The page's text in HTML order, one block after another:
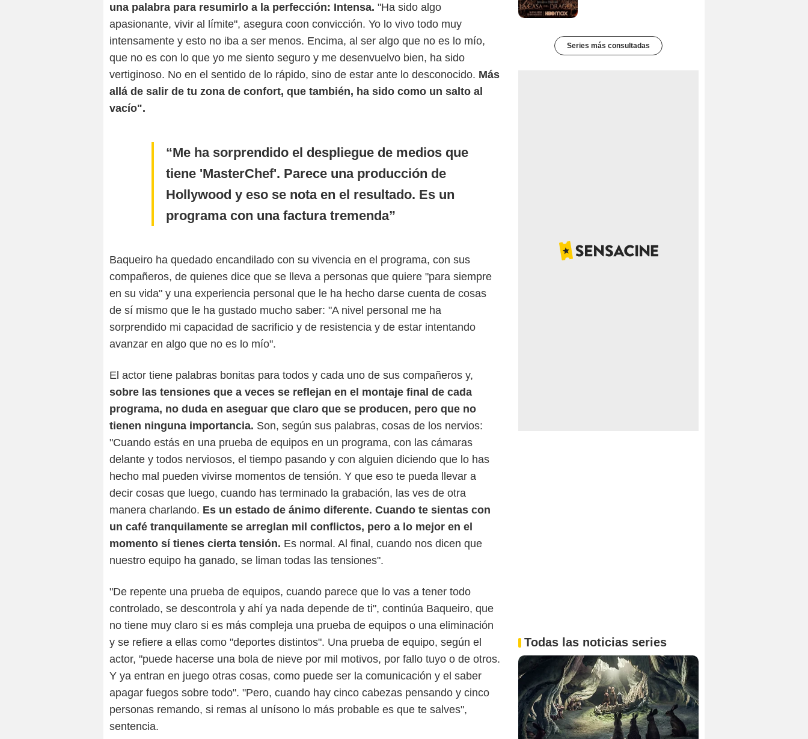
una palabra para resumirlo a la perfección: Intensa. "Ha sido algo
apasionante, vivir al límite", asegura coon convicción. Yo lo vivo todo muy
intensamente y esto no iba a ser menos. Encima, al ser algo que no es lo mío,
que no es con lo que yo me siento seguro y me desenvuelvo bien, ha sido
vertiginoso. No en el sentido de lo rápido, sino de estar ante lo desconocido. Más
allá de salir de tu zona de confort, que también, ha sido como un salto al
vacío".
Me ha sorprendido el despliegue de medios que
tiene 'MasterChef'. Parece una producción de
Hollywood y eso se nota en el resultado. Es un
programa con una factura tremenda
Baqueiro ha quedado encandilado con su vivencia en el programa, con sus
compañeros, de quienes dice que se lleva a personas que quiere "para siempre
en su vida" y una experiencia personal que le ha hecho darse cuenta de cosas
de sí mismo que le ha gustado mucho saber: "A nivel personal me ha
sorprendido mi capacidad de sacrificio y de resistencia y de estar intentando
avanzar en algo que no es lo mío".
El actor tiene palabras bonitas para todos y cada uno de sus compañeros y,
sobre las tensiones que a veces se reflejan en el montaje final de cada
programa, no duda en aseguar que claro que se producen, pero que no
tienen ninguna importancia. Son, según sus palabras, cosas de los nervios:
"Cuando estás en una prueba de equipos en un programa, con las cámaras
delante y todos nerviosos, el tiempo pasando y con alguien diciendo que lo has
hecho mal pueden vivirse momentos de tensión. Y que eso te pueda llevar a
decir cosas que luego, cuando has terminado la grabación, las ves de otra
manera charlando. Es un estado de ánimo diferente. Cuando te sientas con
un café tranquilamente se arreglan mil conflictos, pero a lo mejor en el
momento sí tienes cierta tensión. Es normal. Al final, cuando nos dicen que
nuestro equipo ha ganado, se liman todas las tensiones".
"De repente una prueba de equipos, cuando parece que lo vas a tener todo
controlado, se descontrola y ahí ya nada depende de ti", continúa Baqueiro, que
no tiene muy claro si es más compleja una prueba de equipos o una eliminación
y se refiere a ellas como "deportes distintos". Una prueba de equipo, según el
actor, "puede hacerse una bola de nieve por mil motivos, por fallo tuyo o de otros.
Y ya entran en juego otras cosas, como puede ser la comunicación y el saber
apagar fuegos sobre todo". "Pero, cuando hay cinco cabezas pensando y cinco
personas remando, si remas al unísono lo más probable es que te salves",
sentencia.
Series más consultadas
Todas las noticias series